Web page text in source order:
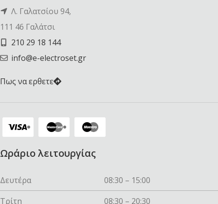
Λ. Γαλατσίου 94,
111 46 Γαλάτσι
210 29 18 144
info@e-electroset.gr
Πως να ερθετε
Ωράριο λειτουργίας
Δευτέρα
08:30 – 15:00
Τρίτη
08:30 – 20:30